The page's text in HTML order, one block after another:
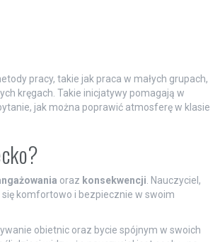
pracy, takie jak praca w małych grupach,
kręgach. Takie inicjatywy pomagają w
jak można poprawić atmosferę w klasie
oraz konsekwencji . Nauczyciel,
komfortowo i bezpiecznie w swoim
obietnic oraz bycie spójnym w swoich